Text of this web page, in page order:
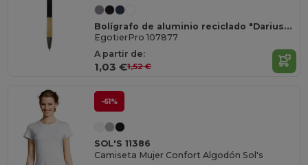
Bolígrafo de aluminio reciclado "Darius" (tinta negra)
EgotierPro 107877
A partir de:
1,03 €1,52 €
-61%
SOL'S 11386
Camiseta Mujer Confort Algodón Sol's